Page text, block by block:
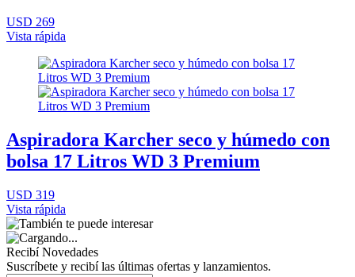
USD 269
Vista rápida
Aspiradora Karcher seco y húmedo con
bolsa 17 Litros WD 3 Premium
USD 319
Vista rápida
Recibí Novedades
Suscríbete y recibí las últimas ofertas y lanzamientos.